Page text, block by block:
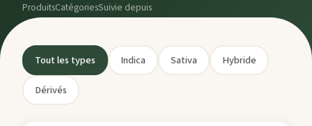
ProduitsCatégoriesSuivie depuis
Tout les types Indica Sativa Hybride
Dérivés